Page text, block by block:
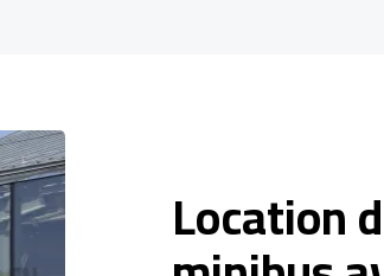
Location